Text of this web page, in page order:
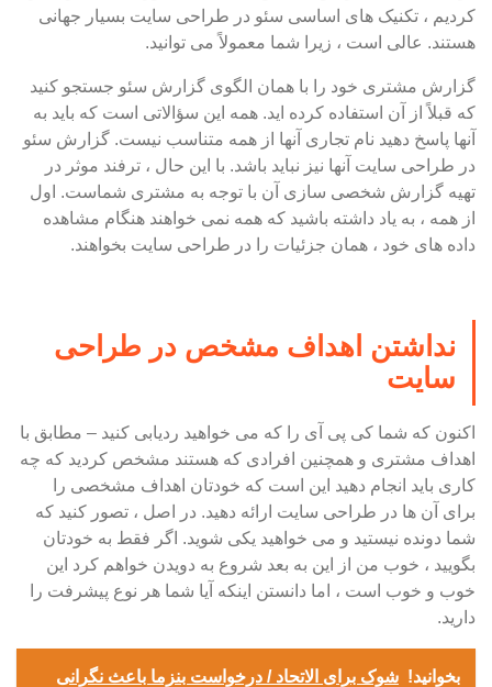
کردیم ، تکنیک های اساسی سئو در طراحی سایت بسیار جهانی
هستند. عالی است ، زیرا شما معمولاً می توانید.
گزارش مشتری خود را با همان الگوی گزارش سئو جستجو کنید
که قبلاً از آن استفاده کرده اید. همه این سؤالاتی است که باید به
آنها پاسخ دهید نام تجاری آنها از همه متناسب نیست. گزارش سئو
در طراحی سایت آنها نیز نباید باشد. با این حال ، ترفند موثر در
تهیه گزارش شخصی سازی آن با توجه به مشتری شماست. اول
از همه ، به یاد داشته باشید که همه نمی خواهند هنگام مشاهده
داده های خود ، همان جزئیات را در طراحی سایت بخواهند.
نداشتن اهداف مشخص در طراحی
سایت
اکنون که شما کی پی آی را که می خواهید ردیابی کنید – مطابق با
اهداف مشتری و همچنین افرادی که هستند مشخص کردید که چه
کاری باید انجام دهید این است که خودتان اهداف مشخصی را
برای آن ها در طراحی سایت ارائه دهید. در اصل ، تصور کنید که
شما دونده نیستید و می خواهید یکی شوید. اگر فقط به خودتان
بگویید ، خوب من از این به بعد شروع به دویدن خواهم کرد این
خوب و خوب است ، اما دانستن اینکه آیا شما هر نوع پیشرفت را
دارید.
بخوانید! شوک برای الاتحاد / درخواست بنزما باعث نگرانی